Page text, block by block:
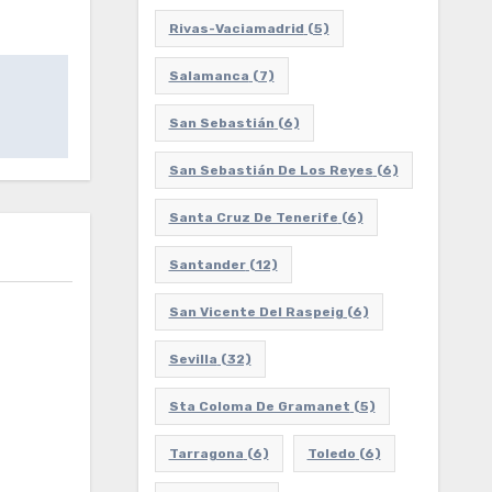
Rivas-Vaciamadrid (5)
Salamanca (7)
San Sebastián (6)
San Sebastián De Los Reyes (6)
Santa Cruz De Tenerife (6)
Santander(12)
San Vicente Del Raspeig (6)
Sevilla (32)
Sta Coloma De Gramanet (5)
Tarragona (6) Toledo (6)